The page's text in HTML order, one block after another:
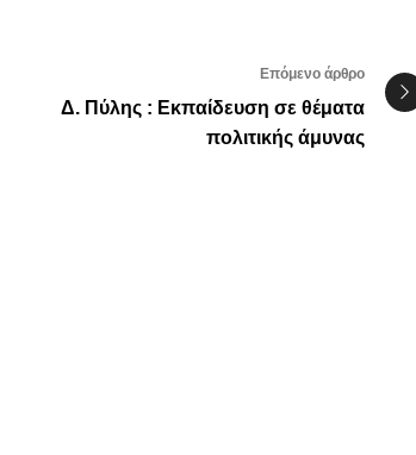
Επόμενο άρθρο
Δ. Πύλης : Εκπαίδευση σε θέματα
πολιτικής άμυνας